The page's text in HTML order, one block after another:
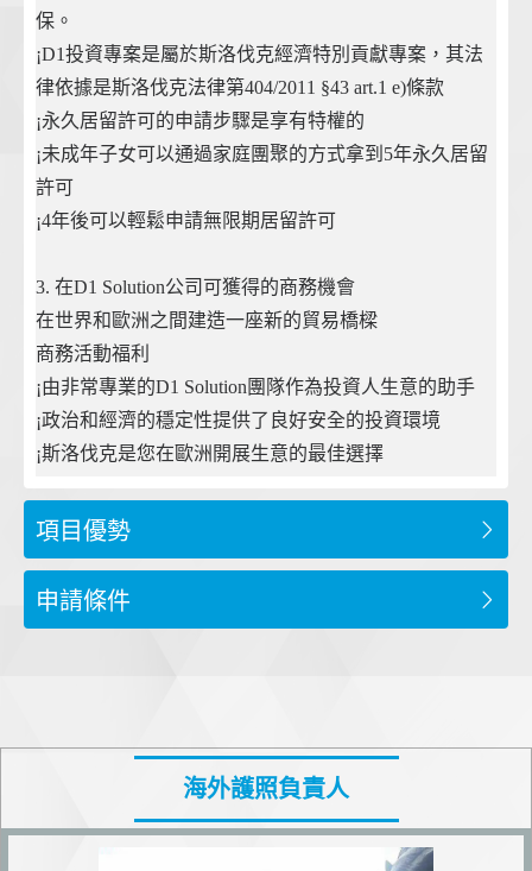
保。
¡D1投資專案是屬於斯洛伐克經濟特別貢獻專案，其法
律依據是斯洛伐克法律第404/2011 §43 art.1 e)條款
¡永久居留許可的申請步驟是享有特權的
¡未成年子女可以通過家庭團聚的方式拿到5年永久居留
許可
¡4年後可以輕鬆申請無限期居留許可
3. 在D1 Solution公司可獲得的商務機會
在世界和歐洲之間建造一座新的貿易橋樑
商務活動福利
¡由非常專業的D1 Solution團隊作為投資人生意的助手
¡政治和經濟的穩定性提供了良好安全的投資環境
¡斯洛伐克是您在歐洲開展生意的最佳選擇
項目優勢
申請條件
海外護照負責人